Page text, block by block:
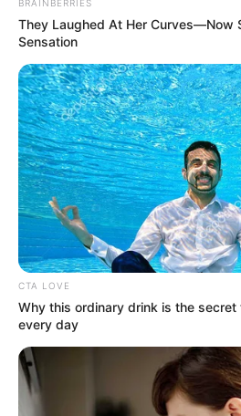
Why this ordinary drink is the
best every day
CTA FAVORITE
BRAINBERRIES
They Laughed At Her Curves—Now
Sensation
CTA LOVE
Why this ordinary drink is the
every day